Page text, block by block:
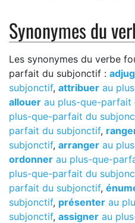
Synonymes du
Les synonymes du verbe
parfait du subjonctif :
subjonctif, attribuer au
allouer au plus-que-parfait
plus-que-parfait du
parfait du subjonctif,
subjonctif, arranger au
ordonner au plus-que-
plus-que-parfait du
parfait du subjonctif,
subjonctif, présenter au
subjonctif, assigner au